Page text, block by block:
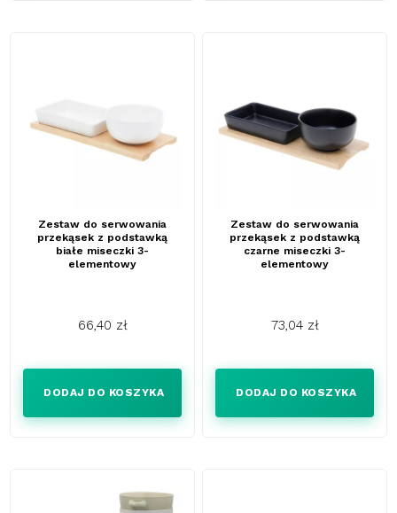
Zestaw do serwowania
przekąsek z podstawką
białe miseczki 3-
elementowy
66,40 zł
DODAJ DO KOSZYKA
Zestaw do serwowania
przekąsek z podstawką
czarne miseczki 3-
elementowy
73,04 zł
DODAJ DO KOSZYKA